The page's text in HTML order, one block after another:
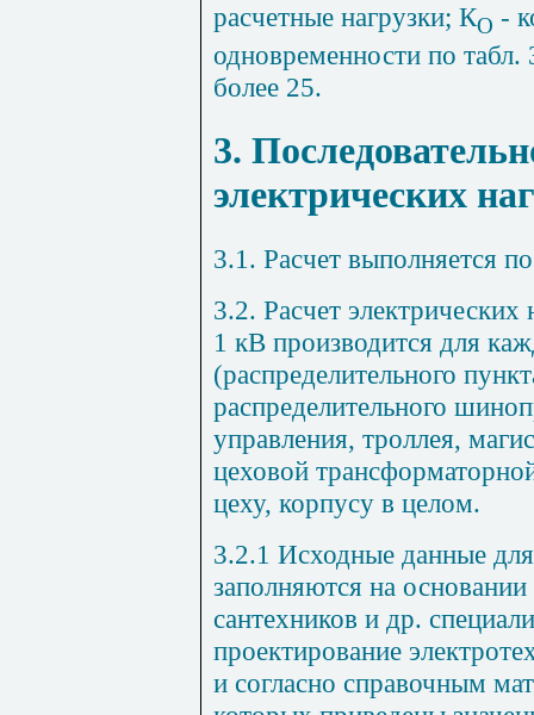
расчетные нагрузки; КО -
одновременности по
более 25.
3.
электрических
3.1. Расчет выполняется
3.2. Расчет
1 кВ производится для
(распределительного
распределительного
управления, троллея,
цеховой
цеху, корпусу в целом.
3.2.1 Исходные данные
заполняются на
сантехников и др.
проектирование
и согласно справочным